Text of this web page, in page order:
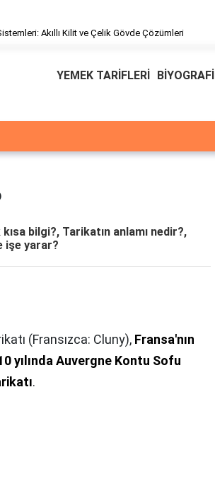
Akıllı Kilit ve Çelik Gövde Çözümleri
YEMEK TARİFLERİ BİYOGRAFİ
bilgi?, Tarikatın anlamı nedir?,
işe yarar?
(Fransızca: Cluny), Fransa'nın
yılında Auvergne Kontu Sofu
.